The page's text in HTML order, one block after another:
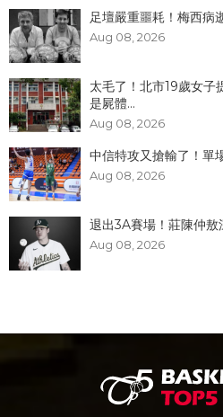
足壇嚴重噩耗！梅西病
Aug 08, 2026
太毛了！北市19歲女子
是屍體...
Aug 08, 2026
中信特攻又搶輸了！單
Aug 08, 2026
退出3A賽場！莊陳仲敖
Aug 08, 2026